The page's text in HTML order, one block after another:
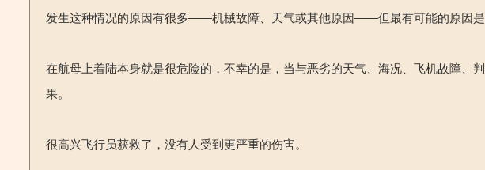
发生这种情况的原因有很多——机械故障、天气或其他原因——但最有可能的原因是
在航母上着陆本身就是很危险的，不幸的是，当与恶劣的天气、海况、飞机故障、
果。
很高兴飞行员获救了，没有人受到更严重的伤害。